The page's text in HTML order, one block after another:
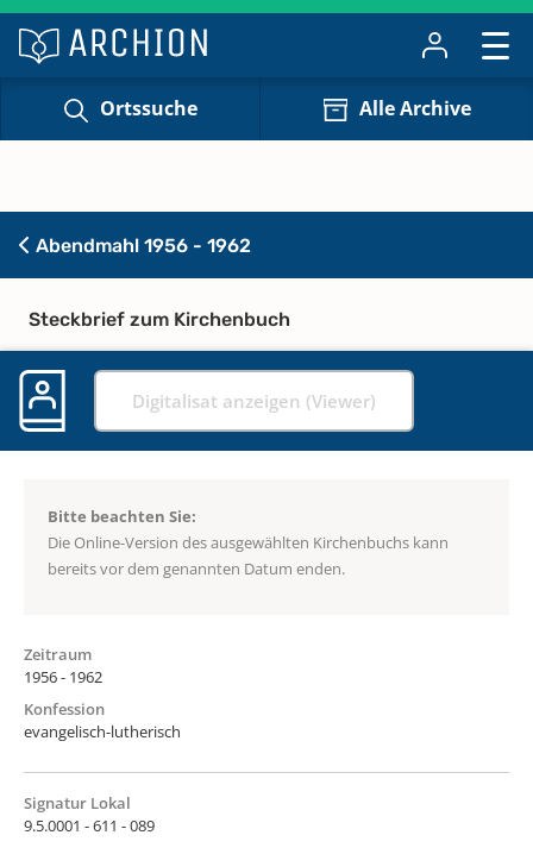
Ortssuche Alle Archive
Abendmahl 1956 - 1962
Steckbrief zum Kirchenbuch
Digitalisat anzeigen (Viewer)
Bitte beachten Sie:
Die Online-Version des ausgewählten Kirchenbuchs kann
bereits vor dem genannten Datum enden.
Zeitraum
1956 - 1962
Konfession
evangelisch-lutherisch
Signatur Lokal
9.5.0001 - 611 - 089